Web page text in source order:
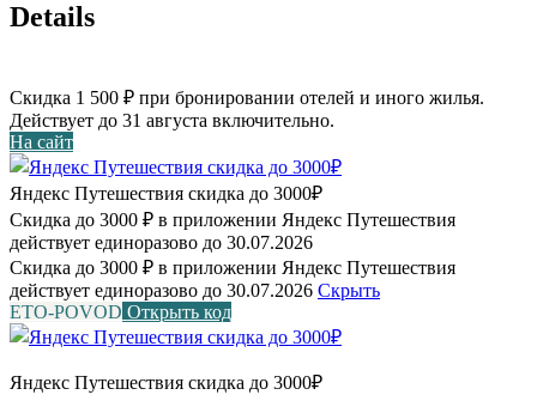
Details
Скидка 1 500 ₽ при бронировании отелей и иного жилья.
Действует до 31 августа включительно.
На сайт
Яндекс Путешествия скидка до 3000₽
Скидка до 3000 ₽ в приложении Яндекс Путешествия
действует единоразово до 30.07.2026
Скидка до 3000 ₽ в приложении Яндекс Путешествия
действует единоразово до 30.07.2026 Скрыть
ETO-POVOD Открыть код
Яндекс Путешествия скидка до 3000₽